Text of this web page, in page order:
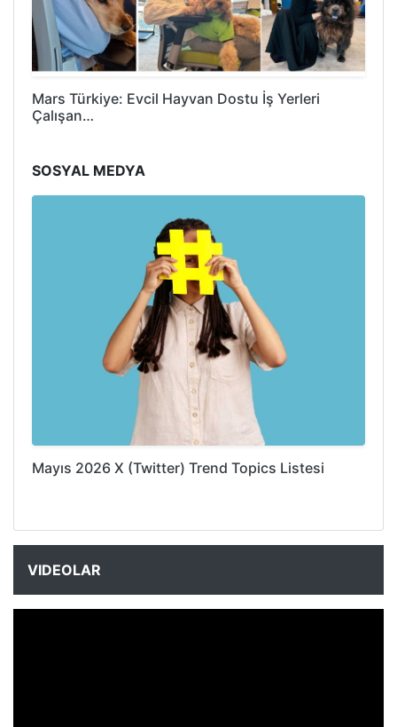
Mars Türkiye: Evcil Hayvan Dostu İş Yerleri
Çalışan…
SOSYAL MEDYA
Mayıs 2026 X (Twitter) Trend Topics Listesi
VIDEOLAR